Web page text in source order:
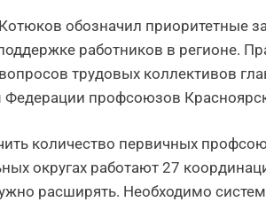
обозначил приоритетные
работников в регионе.
трудовых коллективов
Федерации профсоюзов
количество первичных
округах работают 27
расширять. Необходимо